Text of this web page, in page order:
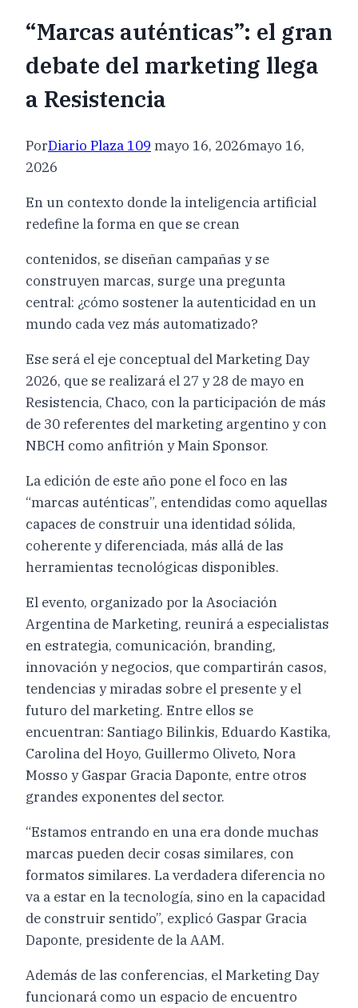
“Marcas auténticas”: el gran
debate del marketing llega
a Resistencia
PorDiario Plaza 109 mayo 16, 2026mayo 16,
2026
En un contexto donde la inteligencia artificial
redefine la forma en que se crean
contenidos, se diseñan campañas y se
construyen marcas, surge una pregunta
central: ¿cómo sostener la autenticidad en un
mundo cada vez más automatizado?
Ese será el eje conceptual del Marketing Day
2026, que se realizará el 27 y 28 de mayo en
Resistencia, Chaco, con la participación de más
de 30 referentes del marketing argentino y con
NBCH como anfitrión y Main Sponsor.
La edición de este año pone el foco en las
“marcas auténticas”, entendidas como aquellas
capaces de construir una identidad sólida,
coherente y diferenciada, más allá de las
herramientas tecnológicas disponibles.
El evento, organizado por la Asociación
Argentina de Marketing, reunirá a especialistas
en estrategia, comunicación, branding,
innovación y negocios, que compartirán casos,
tendencias y miradas sobre el presente y el
futuro del marketing. Entre ellos se
encuentran: Santiago Bilinkis, Eduardo Kastika,
Carolina del Hoyo, Guillermo Oliveto, Nora
Mosso y Gaspar Gracia Daponte, entre otros
grandes exponentes del sector.
“Estamos entrando en una era donde muchas
marcas pueden decir cosas similares, con
formatos similares. La verdadera diferencia no
va a estar en la tecnología, sino en la capacidad
de construir sentido”, explicó Gaspar Gracia
Daponte, presidente de la AAM.
Además de las conferencias, el Marketing Day
funcionará como un espacio de encuentro